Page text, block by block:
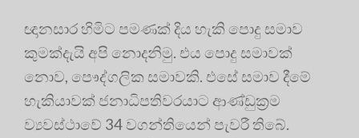
ඥානසාර හිමිට පමණක් දිය හැකි පොදු සමාව
කුමක්දැයි අපි නොදනිමු. එය පොදු සමාවක්
නොව, පෞද්ගලික සමාවකි. එසේ සමාව දීමේ
හැකියාවක් ජනාධිපතිවරයාට ආණ්ඩුක්‍රම
ව්‍යවස්ථාවේ 34 වගන්තියෙන් පැවරී තිබේ.